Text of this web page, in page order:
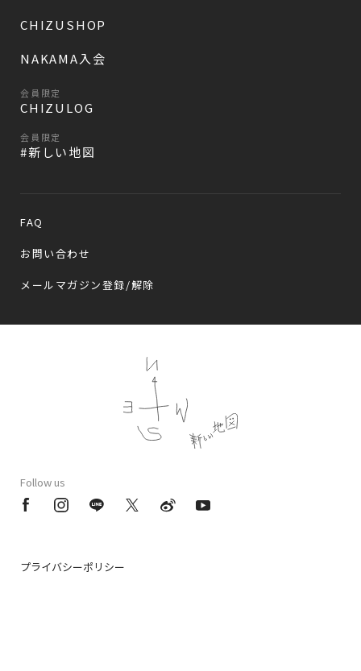
CHIZUSHOP
NAKAMA入会
会員限定
CHIZULOG
会員限定
#新しい地図
FAQ
お問い合わせ
メールマガジン登録/解除
Follow us
プライバシーポリシー